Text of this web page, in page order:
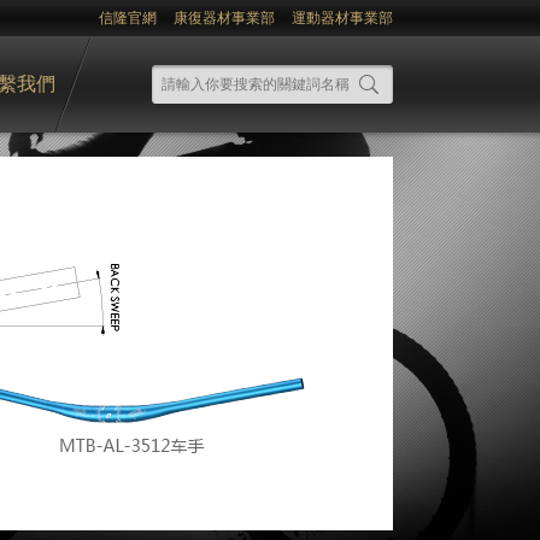
信隆官網 康復器材事業部 運動器材事業部
我們